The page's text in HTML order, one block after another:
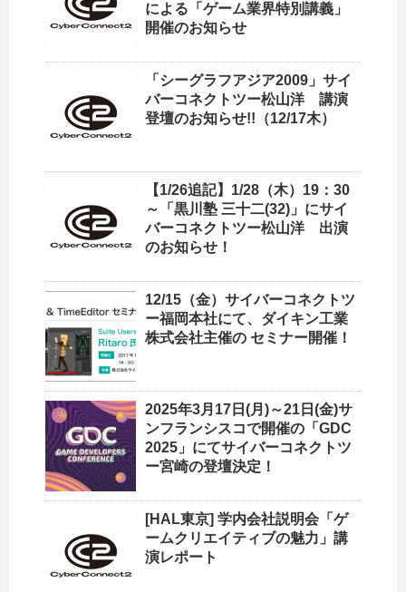
による「ゲーム業界特別講義」
開催のお知らせ
「シーグラフアジア2009」サイ
バーコネクトツー松山洋 講演
登壇のお知らせ!!（12/17木）
【1/26追記】1/28（木）19：30
～「黒川塾 三十二(32)」にサイ
バーコネクトツー松山洋 出演
のお知らせ！
12/15（金）サイバーコネクトツ
ー福岡本社にて、ダイキン工業
株式会社主催の セミナー開催！
2025年3月17日(月)～21日(金)サ
ンフランシスコで開催の「GDC
2025」にてサイバーコネクトツ
ー宮崎の登壇決定！
[HAL東京] 学内会社説明会「ゲ
ームクリエイティブの魅力」講
演レポート